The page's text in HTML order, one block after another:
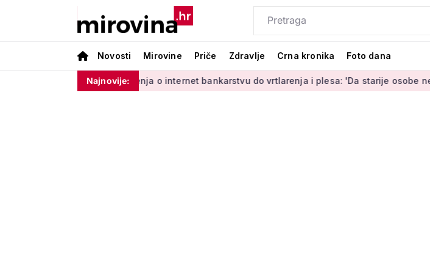
Novosti Mirovine Priče Zdravlje Crna kronika Foto dana
Najnovije:
Od učenja o internet bankarstvu do vrtlarenja i plesa: 'Da starije osobe ne